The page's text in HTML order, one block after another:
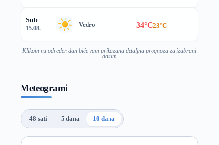
Sub
15.08. Vedro 34°C23°C
Klikom na određen dan biće vam prikazana detaljna prognoza za izabrani
datum
Meteogrami
48 sati 5 dana 10 dana